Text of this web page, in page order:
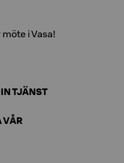
i Vasa!
TJÄNST
VÅR